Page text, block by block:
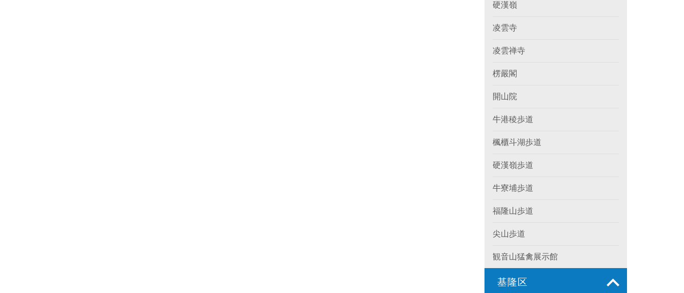
硬漢嶺
凌雲寺
凌雲禅寺
楞嚴閣
開山院
牛港稜歩道
楓櫃斗湖歩道
硬漢嶺歩道
牛寮埔歩道
福隆山歩道
尖山歩道
観音山猛禽展示館
基隆区